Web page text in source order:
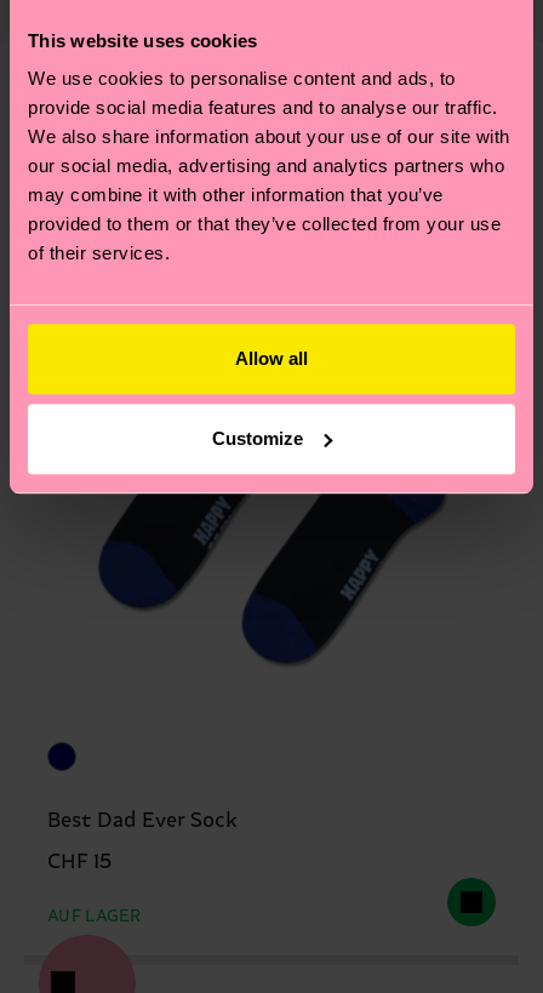
This website uses cookies
We use cookies to personalise content and ads, to
provide social media features and to analyse our traffic.
We also share information about your use of our site with
our social media, advertising and analytics partners who
may combine it with other information that you’ve
provided to them or that they’ve collected from your use
of their services.
Allow all
Customize
Weitere Informationen sowie Tipps und Tricks
findest du auf unsererNachhaltigkeitsseite.
dass es sich hierbei um einen Richtwert handelt
und die genaue Lieferzeit von der lokalen Post in
deinem Land abhängt.
Du hast Fragen zu einer Retoure? In unserem
Hilfebereich im Artikel
Ähnliche muster
Geschenkidee
Best Dad Ever Sock
CHF 15
AUF LAGER